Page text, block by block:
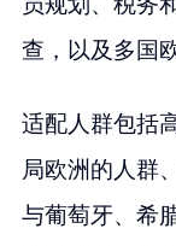
查，以及多国
适配人群包括
局欧洲的人群
与葡萄牙、希